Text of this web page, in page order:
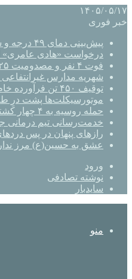
۱۴۰۵/۰۵/۱۷
خبر فوری
پیش‌بینی دمای ۴۹ درجه و شرجی در خوزستان
درخواست «هادی عامری»
فوت ۴ نفر و مصدومیت ۲۵ تن در عملیات‌های ۲۴ ساعته هلال احمر اصفهان
شهریه مدارس
توقیف ۴۵۰ تن فرآورده خام دامی به دلیل رعایت نکردن ضوابط بهداشتی
موتورسیکلت‌ها پشت درِ طرح ترافیک؛
حمله روسیه به ۴ چهار کشتی اوکراینی در حال انتقال سلاح
خدمت‌رسانی تیم درمانی
رازهای پنهان در پس
عشق به حسین(ع) مرز
ورود
نوشته تصادفی
سایدبار
منو